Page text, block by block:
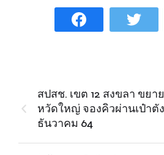
สปสช. เขต 12 สงขลา ขย
หวัดใหญ่ จองคิวผ่านเป๋าตั
ธันวาคม 64